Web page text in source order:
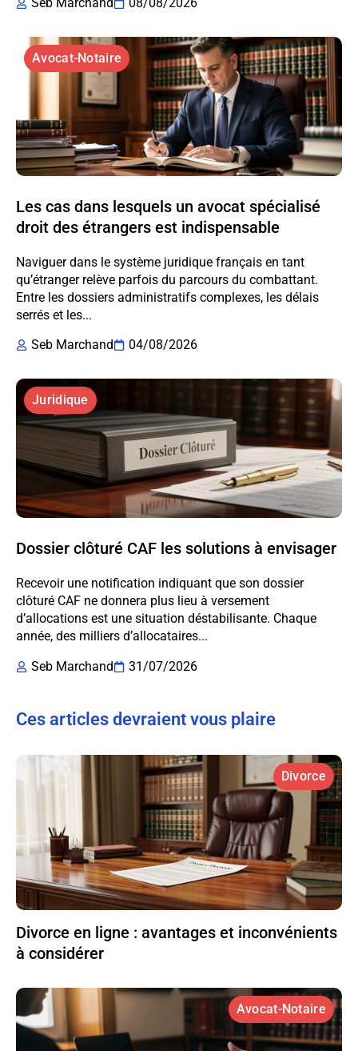
Avocat-Notaire
Les cas dans lesquels un avocat spécialisé
droit des étrangers est indispensable
Naviguer dans le système juridique français en tant
qu’étranger relève parfois du parcours du combattant.
Entre les dossiers administratifs complexes, les délais
serrés et les...
Seb Marchand
04/08/2026
Juridique
Dossier clôturé CAF les solutions à envisager
Recevoir une notification indiquant que son dossier
clôturé CAF ne donnera plus lieu à versement
d’allocations est une situation déstabilisante. Chaque
année, des milliers d’allocataires...
Seb Marchand
31/07/2026
Ces articles devraient vous plaire
Divorce
Divorce en ligne : avantages et inconvénients
à considérer
Avocat-Notaire